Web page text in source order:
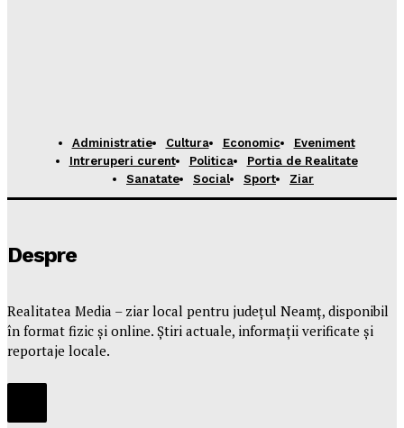
Administratie Cultura Economic
Eveniment
Intreruperi curent
Politica
Portia de Realitate
Sanatate
Social Sport Ziar
Despre
Realitatea Media – ziar local pentru județul Neamț, disponibil
în format fizic și online. Știri actuale, informații verificate și
reportaje locale.